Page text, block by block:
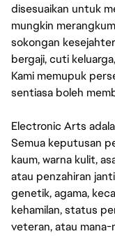
disesuaikan untuk
mungkin
sokongan
bergaji, cuti
Kami memupuk
sentiasa boleh
Electronic Arts
Semua keputusan
kaum, warna kulit,
atau penzahiran
genetik, agama,
kehamilan, status
veteran, atau mana-